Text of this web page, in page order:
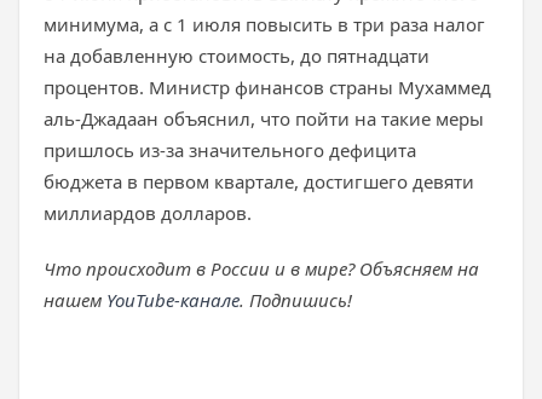
минимума, а с 1 июля повысить в три раза налог
на добавленную стоимость, до пятнадцати
процентов. Министр финансов страны Мухаммед
аль-Джадаан объяснил, что пойти на такие меры
пришлось из-за значительного дефицита
бюджета в первом квартале, достигшего девяти
миллиардов долларов.
Что происходит в России и в мире? Объясняем на
нашем YouTube-канале. Подпишись!